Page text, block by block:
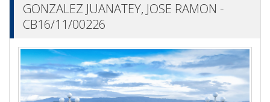
GONZALEZ JUANATEY, JOSE RAMON -
CB16/11/00226